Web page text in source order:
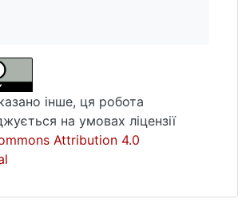
інше, ця робота
на умовах ліцензії
Attribution 4.0